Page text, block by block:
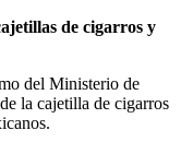
de cigarros y
del Ministerio de
la cajetilla de cigarros